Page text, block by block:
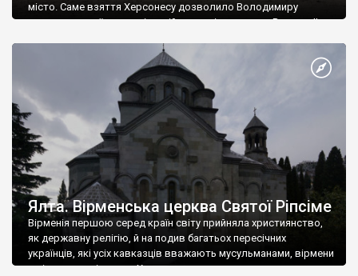
місто. Саме взяття Херсонесу дозволило Володимиру
диктувати свої умови візантійському імператору Василю ІІ, та
Херсонесі Володимир-язичник, став Василем-християнином.
А потім було Хрещення Русі. На честь Херсонесу Таврійського
Ялта. Вірменська церква Святої Ріпсіме
Вірменія першою серед країн світу прийняла християнство,
як державну релігію, й на подив багатьох пересічних
українців, які усіх кавказців вважають мусульманами, вірмени
є відданими вірянами Христа